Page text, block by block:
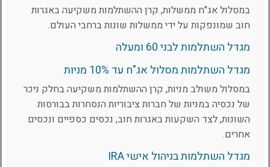
במסלול אג"ח ממשלות, קרן ההשתלמות משקיעה באגרות
חוב שמונפקות על ידי ממשלות שונות ברחבי העולם.
מגדל השתלמות לבני 60 ומעלה
מגדל השתלמות מסלול אג"ח עד 10% מניות
במסלול משולב מניות, קרן ההשתלמות משקיעה בחלק ניכר
של נכסיה במניות של חברות ציבוריות הנסחרות בבורסות
השונות, לצד השקעות באגרות חוב, נכסים כספיים ונכסים
אחרים.
מגדל השתלמות בניהול אישי IRA